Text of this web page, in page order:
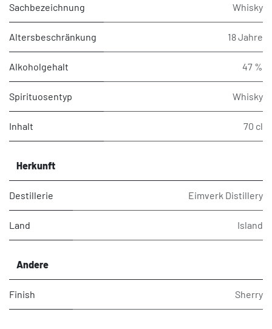
Sachbezeichnung Whisky
Altersbeschränkung 18 Jahre
Alkoholgehalt 47 %
Spirituosentyp Whisky
Inhalt 70 cl
Herkunft
Destillerie Eimverk Distillery
Land Island
Andere
Finish Sherry